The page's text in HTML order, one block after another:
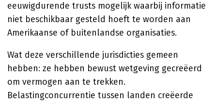
eeuwigdurende trusts mogelijk waarbij informatie
niet beschikbaar gesteld hoeft te worden aan
Amerikaanse of buitenlandse organisaties.
Wat deze verschillende jurisdicties gemeen
hebben: ze hebben bewust wetgeving gecreëerd
om vermogen aan te trekken.
Belastingconcurrentie tussen landen creëerde